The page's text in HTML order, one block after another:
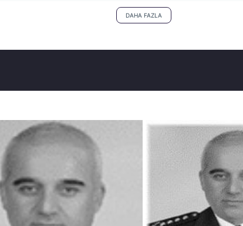
kazanımları da elinden alındı. Bir süre sonra
demeden önüne gelen masumu tutuklayan rejim
durumu ağırlaştı ve 17 Mayıs 2018’de
defnedildi.
İstanbul’da tamamladı, 1981 yılında Yıldız
Öğretim döneminde Polis Akademisi özel
DAHA FAZLA